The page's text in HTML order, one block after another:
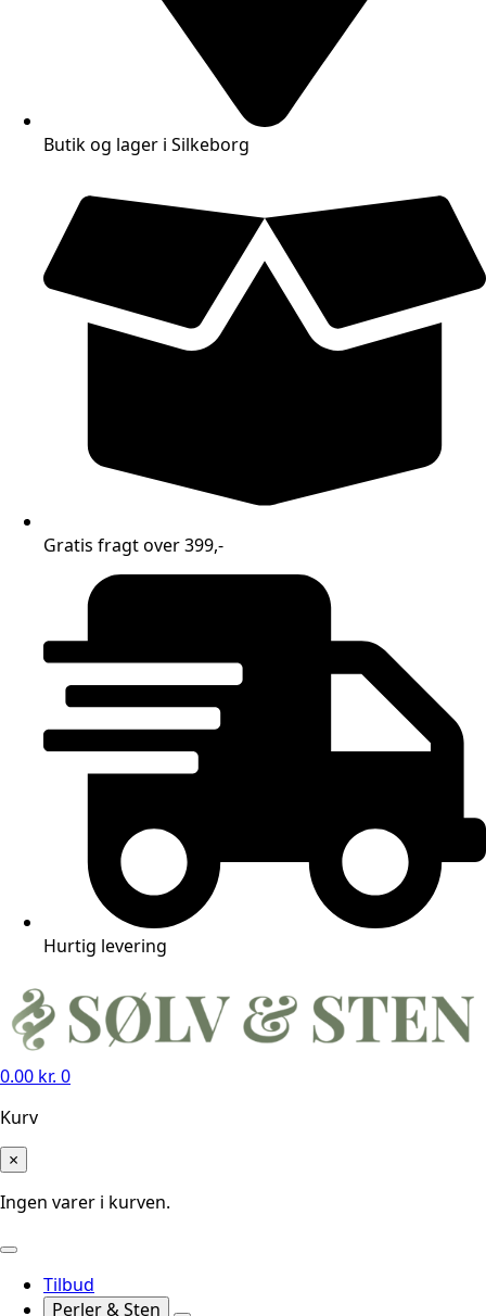
Butik og lager i Silkeborg
Gratis fragt over 399,-
Hurtig levering
0.00 kr. 0
Kurv
×
Ingen varer i kurven.
Tilbud
Perler & Sten